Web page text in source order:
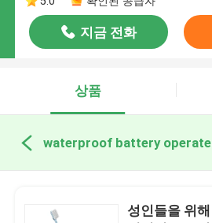
지금 전화
상품
성인들을 위